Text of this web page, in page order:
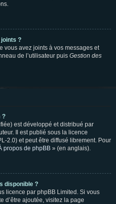
?
vous avez joints à vos messages et
de l’utilisateur puis Gestion des
?
est développé et distribué par
Il est publié sous la licence
2.0) et peut être diffusé librement. Pour
propos de phpBB » (en anglais).
disponible ?
licence par phpBB Limited. Si vous
d’être ajoutée, visitez la page